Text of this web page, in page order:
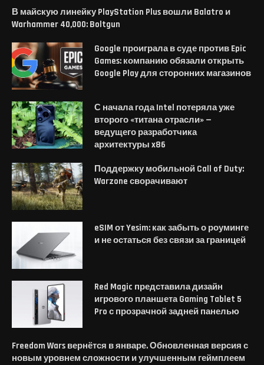
В майскую линейку PlayStation Plus вошли Balatro и
Warhammer 40,000: Boltgun
Google проиграла в суде против Epic
Games: компанию обязали открыть
Google Play для сторонних магазинов
С начала года Intel потеряла уже
второго «титана отрасли» —
ведущего разработчика
архитектуры x86
Поддержку мобильной Call of Duty:
Warzone сворачивают
eSIM от Yesim: как забыть о роуминге
и не остаться без связи за границей
Red Magic представила дизайн
игрового планшета Gaming Tablet 5
Pro с прозрачной задней панелью
Freedom Wars вернётся в январе. Обновленная версия с
новым уровнем сложности и улучшенным геймплеем